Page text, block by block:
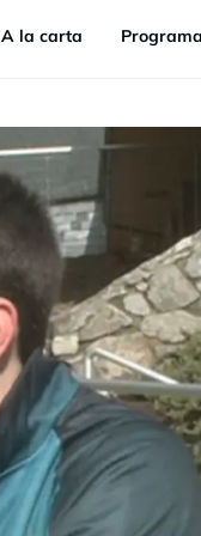
A la carta